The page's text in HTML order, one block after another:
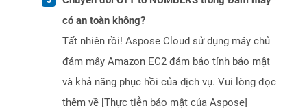
có an toàn không?
Tất nhiên rồi! Aspose Cloud sử dụng máy chủ
đám mây Amazon EC2 đảm bảo tính bảo mật
và khả năng phục hồi của dịch vụ. Vui lòng đọc
thêm về [Thực tiễn bảo mật của Aspose]